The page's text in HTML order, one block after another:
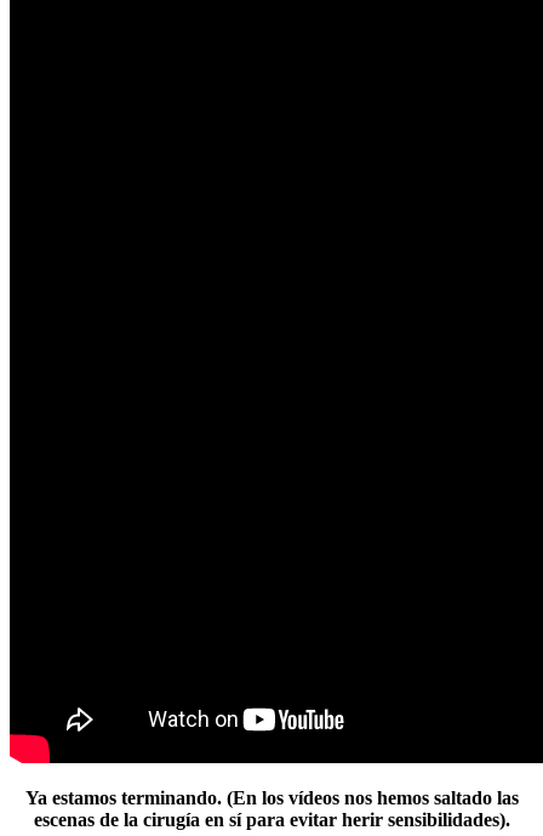
Ya estamos terminando. (En los vídeos nos hemos saltado las
escenas de la cirugía en sí para evitar herir sensibilidades).